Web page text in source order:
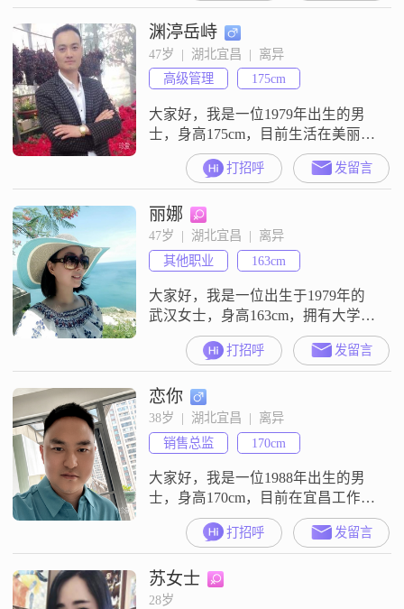
##3002##在性格方面，我自认为是
一个稳重可靠的人，做事自信果
断，生活中乐观积极##3002##我外
向健谈，善于与人沟通交流，成熟
稳重的性格让我在处理问题时更加
深思熟虑##30
渊渟岳峙
47岁  |  湖北宜昌  |  离异
高级管理
175cm
大家好，我是一位1979年出生的男
士，身高175cm，目前生活在美丽的
宜昌。我的月收入在20001到50000
元之间，拥有硕士学历。我性格幽
默风趣，外向健谈，总是能轻松地
与人交流和沟通。在生活中，我自
信果断，责任感强，能够承担起自
己的责任和义务。我注重健康养
生，每天都会坚持锻炼身体，保持
良好的生活习惯。同时，我也追求
事
打招呼 发留言
丽娜
47岁  |  湖北宜昌  |  离异
其他职业
163cm
大家好，我是一位出生于1979年的
武汉女士，身高163cm，拥有大学本
科学历。目前，我的月收入在12001
到20000元之间。在生活中，我性格
温柔体贴，善解人意，总是愿意倾
听他人的心声，给予他们关怀和支
持。我开朗爱笑，乐观积极，无论
面对什么困难都能保持坚强的心
态。我独立自信，有自己的想法和
生活方式，同时也尊重他人的选择
打招呼 发留言
恋你
38岁  |  湖北宜昌  |  离异
销售总监
170cm
大家好，我是一位1988年出生的男
士，身高170cm，目前在宜昌工作
##3002##我的月收入在50000元以
上，拥有大专学历##3002##在生活
态度上，我稳重可靠，成熟稳重，
一直追求事业上的成功，同时也非
常注重生活品质##3002##房，车都
打招呼 发留言
苏女士
28岁